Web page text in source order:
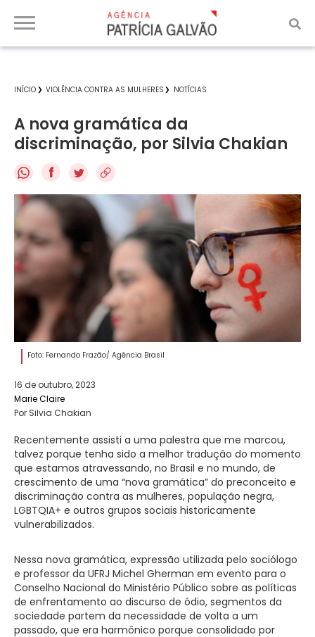
INÍCIO VIOLÊNCIA CONTRA AS MULHERES NOTÍCIAS
A nova gramática da
discriminação, por Silvia Chakian
f
Foto: Fernando Frazão/ Agência Brasil
16 de outubro, 2023
Marie Claire
Por Silvia Chakian
Recentemente assisti a uma palestra que me marcou,
talvez porque tenha sido a melhor tradução do momento
que estamos atravessando, no Brasil e no mundo, de
crescimento de uma “nova gramática” do preconceito e
discriminação contra as mulheres, população negra,
LGBTQIA+ e outros grupos sociais historicamente
vulnerabilizados.
Nessa nova gramática, expressão utilizada pelo sociólogo
e professor da UFRJ Michel Gherman em evento para o
Conselho Nacional do Ministério Público sobre as políticas
de enfrentamento ao discurso de ódio, segmentos da
sociedade partem da necessidade de volta a um
passado, que era harmônico porque consolidado por